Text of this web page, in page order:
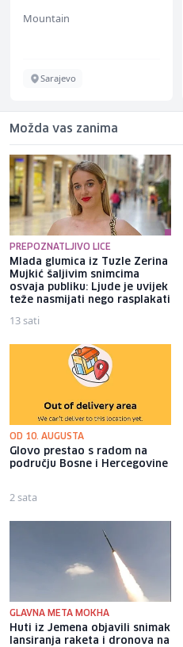
Mountain
Sarajevo
Možda vas zanima
PREPOZNATLJIVO LICE
Mlada glumica iz Tuzle Zerina
Mujkić šaljivim snimcima
osvaja publiku: Ljude je uvijek
teže nasmijati nego rasplakati
13 sati
OD 10. AUGUSTA
Glovo prestao s radom na
području Bosne i Hercegovine
2 sata
GLAVNA META MOKHA
Huti iz Jemena objavili snimak
lansiranja raketa i dronova na